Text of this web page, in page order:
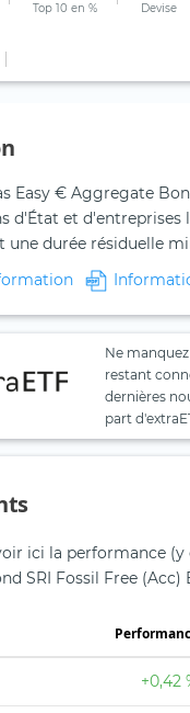
Top 10 en % Devise
Easy € Aggregate
d'État et d'entreprises
une durée résiduelle
Ne
restant
dernières
part
ici la performance
SRI Fossil Free (Acc)
+0,42